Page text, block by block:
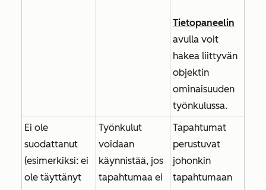
Tietopaneelin
avulla voit
hakea liittyvän
objektin
ominaisuuden
työnkulussa.
Ei ole
suodattanut
(esimerkiksi: ei
ole täyttänyt
Työnkulut
voidaan
käynnistää, jos
tapahtumaa ei
Tapahtumat
perustuvat
johonkin
tapahtumaan